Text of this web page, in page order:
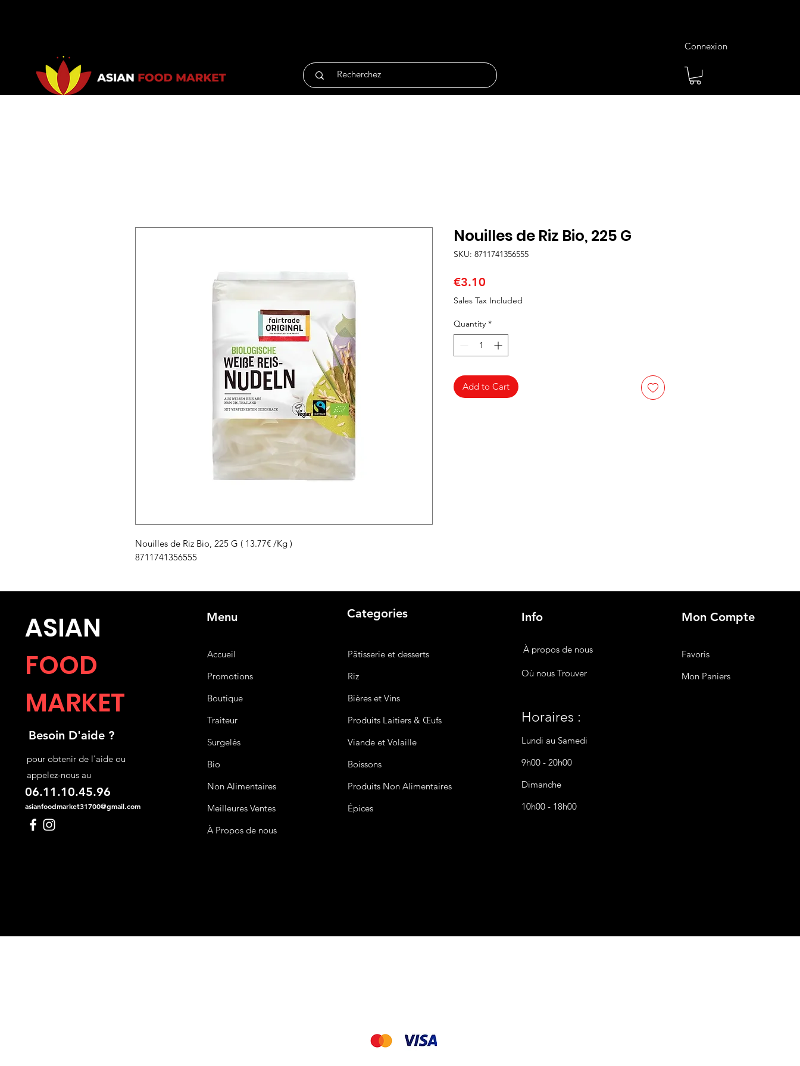
Connexion
Nouilles de Riz Bio, 225 G ( 13.77€ /Kg )
8711741356555
Nouilles de Riz Bio, 225 G
SKU: 8711741356555
€3.10
Sales Tax Included
Quantity *
Add to Cart
ASIAN
FOOD
MARKET
Besoin D'aide ?
pour obtenir de l'aide ou
appelez-nous au
06.11.10.45.96
asianfoodmarket31700@gmail.com
Menu
Accueil
Promotions
Boutique
Traiteur
Surgelés
Bio
Non Alimentaires
Meilleures Ventes
À Propos de nous
Categories
Pâtisserie et desserts
Riz
Bièreset Vins
Produits Laitiers & Œufs
Viande et Volaille
Boissons
Produits Non Alimentaires
Épices
Info
Où nous Trouver
Horaires :
Lundi au Samedi
9h00 - 20h00
Dimanche
10h00 - 18h00
À propos de nous
Mon Compte
Favoris
Mon Paniers